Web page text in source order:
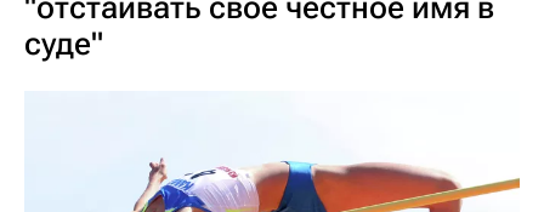
"отстаивать свое честное имя в
суде"